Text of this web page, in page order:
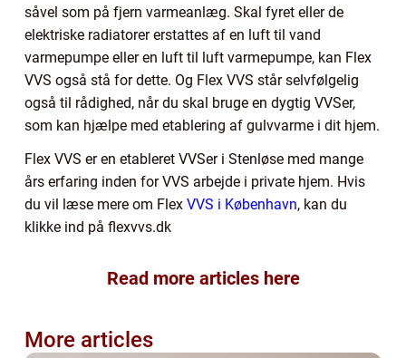
såvel som på fjern varmeanlæg. Skal fyret eller de
elektriske radiatorer erstattes af en luft til vand
varmepumpe eller en luft til luft varmepumpe, kan Flex
VVS også stå for dette. Og Flex VVS står selvfølgelig
også til rådighed, når du skal bruge en dygtig VVSer,
som kan hjælpe med etablering af gulvvarme i dit hjem.
Flex VVS er en etableret VVSer i Stenløse med mange
års erfaring inden for VVS arbejde i private hjem. Hvis
du vil læse mere om Flex VVS i København, kan du
klikke ind på flexvvs.dk
Read more articles here
More articles